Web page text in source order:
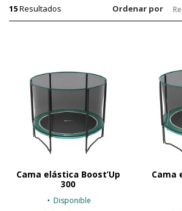
15Resultados Ordenar por
Cama elástica Boost’Up
300
Disponible
Cama